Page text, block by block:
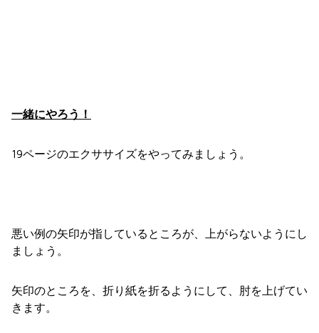
一緒にやろう！
19ページのエクササイズをやってみましょう。
悪い例の矢印が指しているところが、上がらないようにし
ましょう。
矢印のところを、折り紙を折るようにして、肘を上げてい
きます。